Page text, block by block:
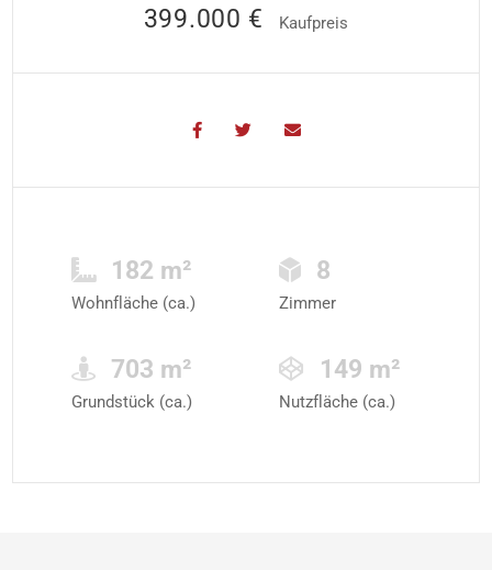
399.000 € Kaufpreis
182 m²
Wohnfläche (ca.)
8
Zimmer
703 m²
Grundstück (ca.)
149 m²
Nutzfläche (ca.)